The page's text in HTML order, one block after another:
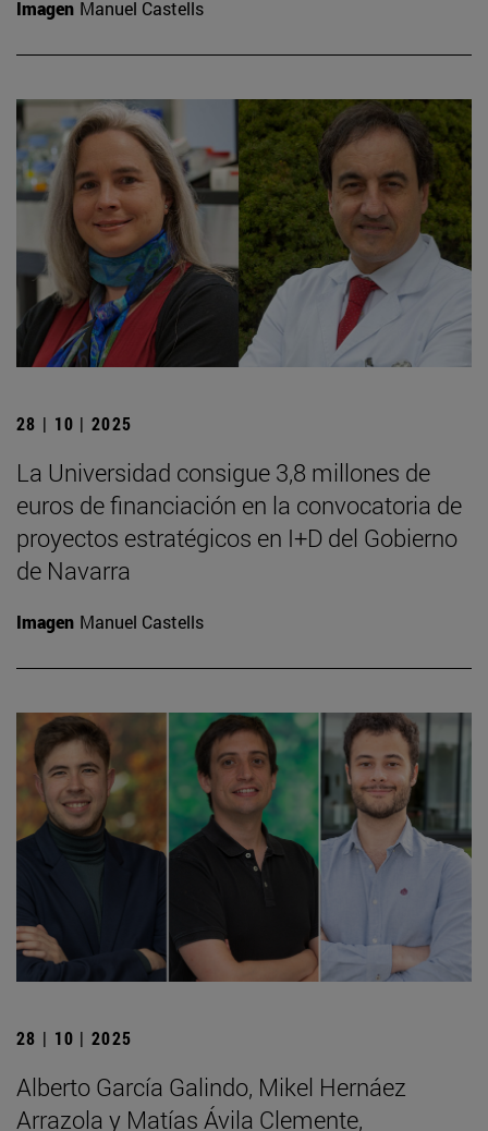
Imagen Manuel Castells
28 | 10 | 2025
La Universidad consigue 3,8 millones de
euros de financiación en la convocatoria de
proyectos estratégicos en I+D del Gobierno
de Navarra
Imagen Manuel Castells
28 | 10 | 2025
Alberto García Galindo, Mikel Hernáez
Arrazola y Matías Ávila Clemente,